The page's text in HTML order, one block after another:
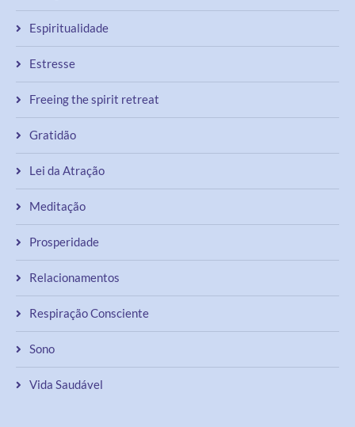
Espiritualidade
Estresse
Freeing the spirit retreat
Gratidão
Lei da Atração
Meditação
Prosperidade
Relacionamentos
Respiração Consciente
Sono
Vida Saudável